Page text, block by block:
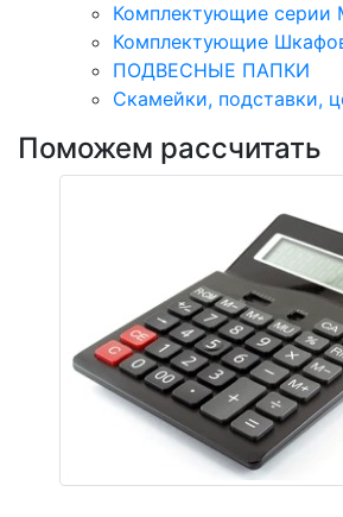
Комплектующие серии
Комплектующие
ПОДВЕСНЫЕ ПАПКИ
Скамейки, подставки,
Поможем рассчитать